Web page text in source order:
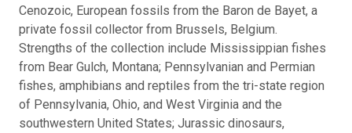
Cenozoic, European fossils from the Baron de Bayet, a
private fossil collector from Brussels, Belgium.
Strengths of the collection include Mississippian fishes
from Bear Gulch, Montana; Pennsylvanian and Permian
fishes, amphibians and reptiles from the tri-state region
of Pennsylvania, Ohio, and West Virginia and the
southwestern United States; Jurassic dinosaurs,